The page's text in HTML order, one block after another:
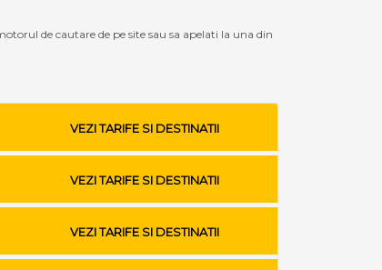
de cautare de pe site sau sa apelati la una din
VEZI TARIFE SI DESTINATII
VEZI TARIFE SI DESTINATII
VEZI TARIFE SI DESTINATII